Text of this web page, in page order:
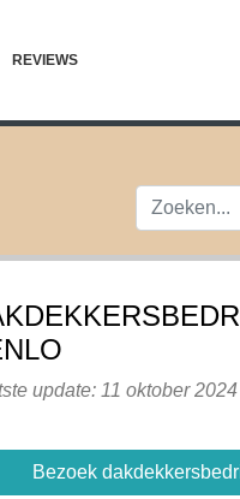
REVIEWS
update: 11 oktober 2024
Bezoek